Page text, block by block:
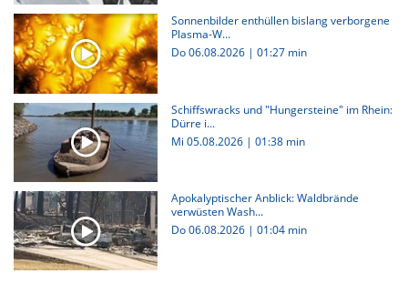
Sonnenbilder enthüllen bislang verborgene
Plasma-W...
Do 06.08.2026 | 01:27 min
Schiffswracks und "Hungersteine" im Rhein:
Dürre i...
Mi 05.08.2026 | 01:38 min
Apokalyptischer Anblick: Waldbrände
verwüsten Wash...
Do 06.08.2026 | 01:04 min